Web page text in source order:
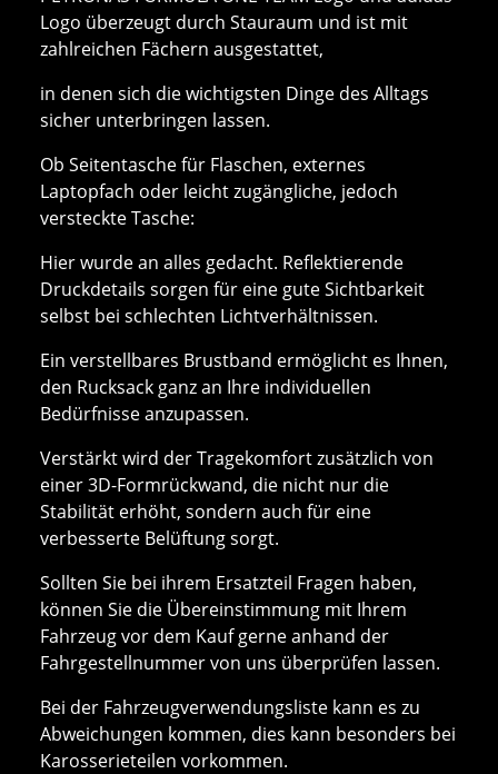
Logo überzeugt durch Stauraum und ist mit
zahlreichen Fächern ausgestattet,
in denen sich die wichtigsten Dinge des Alltags
sicher unterbringen lassen.
Ob Seitentasche für Flaschen, externes
Laptopfach oder leicht zugängliche, jedoch
versteckte Tasche:
Hier wurde an alles gedacht. Reflektierende
Druckdetails sorgen für eine gute Sichtbarkeit
selbst bei schlechten Lichtverhältnissen.
Ein verstellbares Brustband ermöglicht es Ihnen,
den Rucksack ganz an Ihre individuellen
Bedürfnisse anzupassen.
Verstärkt wird der Tragekomfort zusätzlich von
einer 3D-Formrückwand, die nicht nur die
Stabilität erhöht, sondern auch für eine
verbesserte Belüftung sorgt.
Sollten Sie bei ihrem Ersatzteil Fragen haben,
können Sie die Übereinstimmung mit Ihrem
Fahrzeug vor dem Kauf gerne anhand der
Fahrgestellnummer von uns überprüfen lassen.
Bei der Fahrzeugverwendungsliste kann es zu
Abweichungen kommen, dies kann besonders bei
Karosserieteilen vorkommen.